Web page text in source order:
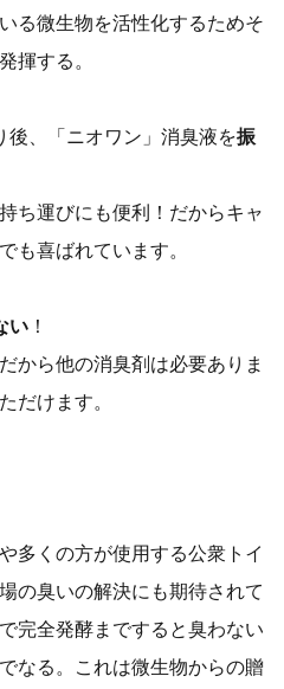
る微生物を活性化するためそ
揮する。
後、「ニオワン」消臭液を振
ち運びにも便利！だからキャ
も喜ばれています。
い ！
から他の消臭剤は必要ありま
だけます。
多くの方が使用する公衆トイ
の臭いの解決にも期待されて
完全発酵まですると臭わない
なる。これは微生物からの贈